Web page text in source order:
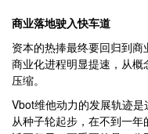
商业落地驶入快车道
资本的热捧最终要回归到
商业化进程明显提速，从
压缩。
Vbot维他动力的发展轨迹
从种子轮起步，在不到一